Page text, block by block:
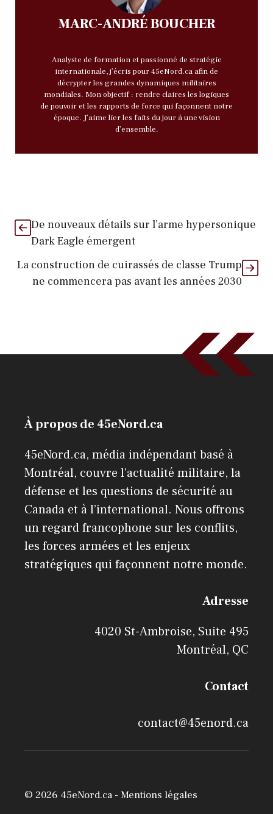
MARC-ANDRÉ BOUCHER
Analyste de formation et passionné de stratégie
internationale, j’écris pour 45eNord.ca afin de
décrypter les grandes dynamiques militaires
mondiales. Mon objectif : rendre claires les logiques
de pouvoir et les rapports de force qui façonnent notre
époque. J’aime lier les faits du jour à une vision
d’ensemble.
De nouveaux détails sur l’arme hypersonique
Dark Eagle émergent
La construction de cuirassés de classe Trump
ne commencera pas avant les années 2030
À propos de 45eNord.ca
45eNord.ca, média indépendant basé à
Montréal, couvre l’actualité militaire, la
défense et les questions de sécurité au
Canada et à l’international. Nous offrons
un regard francophone sur les conflits,
les forces armées et les enjeux
stratégiques qui façonnent notre monde.
Adresse
4020 St-Ambroise, Suite 495
Montréal, QC
Contact
contact@45enord.ca
© 2026 45eNord.ca - Mentions légales